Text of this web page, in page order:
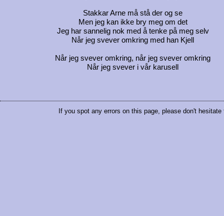
Stakkar Arne må stå der og se
Men jeg kan ikke bry meg om det
Jeg har sannelig nok med å tenke på meg selv
Når jeg svever omkring med han Kjell
Når jeg svever omkring, når jeg svever omkring
Når jeg svever i vår karusell
If you spot any errors on this page, please don't